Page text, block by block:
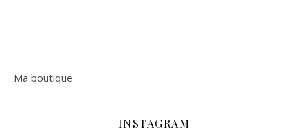
Ma boutique
INSTAGRAM